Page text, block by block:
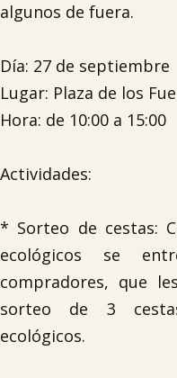
algunos de fuera.
Día: 27 de septiembre
Lugar: Plaza de los
Hora: de 10:00 a 15:00
Actividades:
* Sorteo de cestas:
ecológicos se
compradores, que
sorteo de 3
ecológicos.